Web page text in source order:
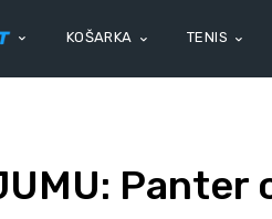
KOŠARKA TENIS
Panter